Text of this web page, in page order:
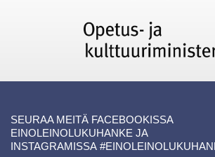
SEURAA MEITÄ FACEBOOKISSA
EINOLEINOLUKUHANKE JA
INSTAGRAMISSA